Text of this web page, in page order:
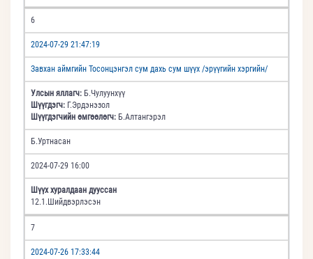
6
2024-07-29 21:47:19
Завхан аймгийн Тосонцэнгэл сум дахь сум шүүх /эрүүгийн хэргийн/
Улсын яллагч: Б.Чулуунхүү
Шүүгдэгч: Г.Эрдэнэзол
Шүүгдэгчийн өмгөөлөгч: Б.Алтангэрэл
Б.Уртнасан
2024-07-29 16:00
Шүүх хуралдаан дууссан
12.1.Шийдвэрлэсэн
7
2024-07-26 17:33:44